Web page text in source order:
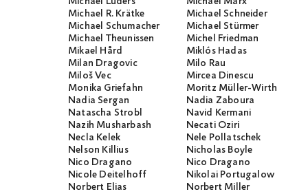
Michael R. Krätke
Michael Schneider
Michael Schumacher
Michael Stürmer
Michael Theunissen
Michel Friedman
Mikael Hård
Miklós Hadas
Milan Dragovic
Milo Rau
Miloš Vec
Mircea Dinescu
Monika Griefahn
Moritz Müller-Wirth
Nadia Sergan
Nadia Zaboura
Natascha Strobl
Navid Kermani
Nazih Musharbash
Necati Öziri
Necla Kelek
Nele Pollatschek
Nelson Killius
Nicholas Boyle
Nico Dragano
Nico Dragano
Nicole Deitelhoff
Nikolai Portugalow
Norbert Elias
Norbert Miller